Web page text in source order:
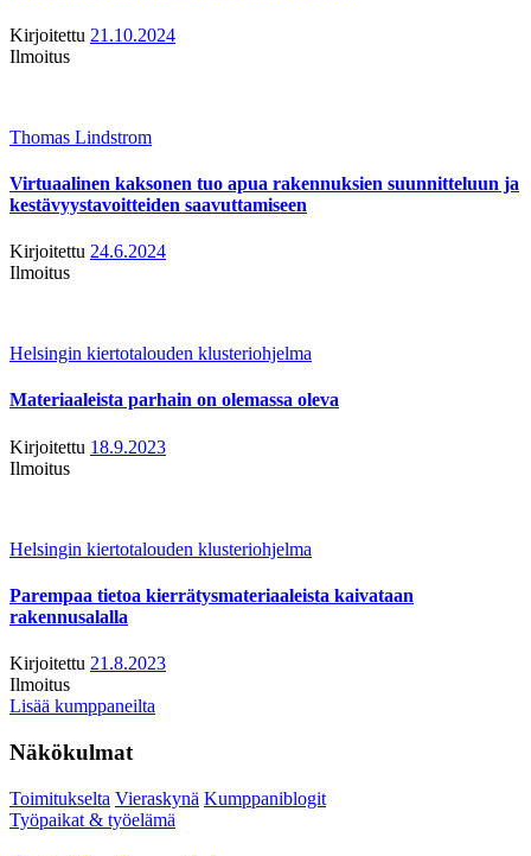
Kirjoitettu 21.10.2024
Ilmoitus
Thomas Lindstrom
Virtuaalinen kaksonen tuo apua rakennuksien suunnitteluun ja
kestävyystavoitteiden saavuttamiseen
Kirjoitettu 24.6.2024
Ilmoitus
Helsingin kiertotalouden klusteriohjelma
Materiaaleista parhain on olemassa oleva
Kirjoitettu 18.9.2023
Ilmoitus
Helsingin kiertotalouden klusteriohjelma
Parempaa tietoa kierrätysmateriaaleista kaivataan
rakennusalalla
Kirjoitettu 21.8.2023
Ilmoitus
Lisää kumppaneilta
Näkökulmat
Toimitukselta Vieraskynä Kumppaniblogit
Työpaikat & työelämä